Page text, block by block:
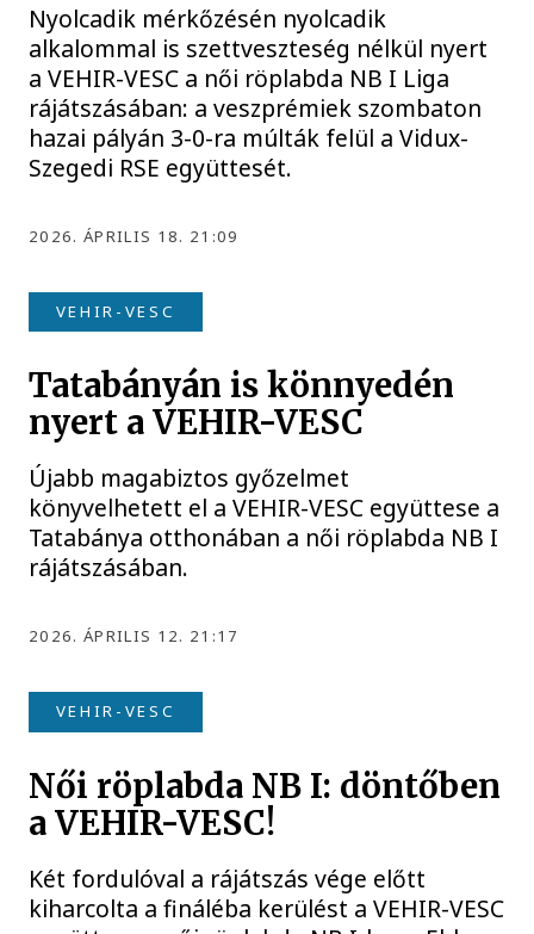
Nyolcadik mérkőzésén nyolcadik
alkalommal is szettveszteség nélkül nyert
a VEHIR-VESC a női röplabda NB I Liga
rájátszásában: a veszprémiek szombaton
hazai pályán 3-0-ra múlták felül a Vidux-
Szegedi RSE együttesét.
2026. ÁPRILIS 18. 21:09
VEHIR-VESC
Tatabányán is könnyedén
nyert a VEHIR-VESC
Újabb magabiztos győzelmet
könyvelhetett el a VEHIR-VESC együttese a
Tatabánya otthonában a női röplabda NB I
rájátszásában.
2026. ÁPRILIS 12. 21:17
VEHIR-VESC
Női röplabda NB I: döntőben
a VEHIR-VESC!
Két fordulóval a rájátszás vége előtt
kiharcolta a fináléba kerülést a VEHIR-VESC